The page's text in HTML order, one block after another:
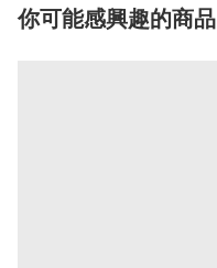
你可能感興趣的商品